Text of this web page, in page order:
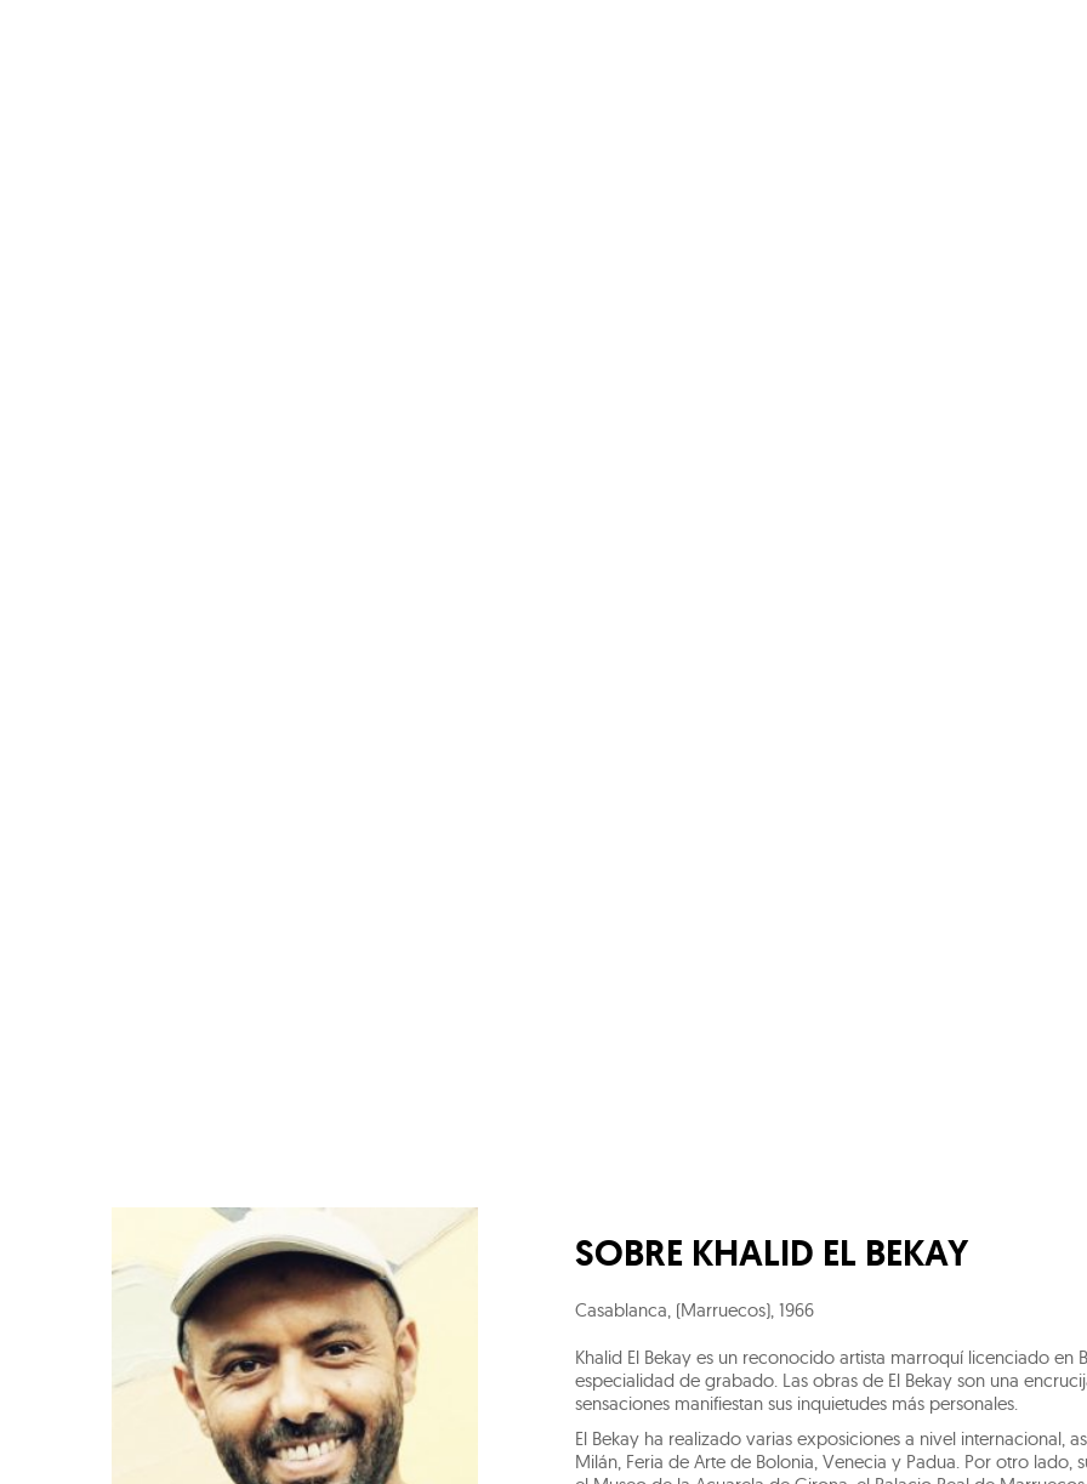
SOBRE KHALID EL BEKAY
Casablanca, (Marruecos), 1966
Khalid El Bekay es un reconocido artista marroquí licenciado en
especialidad de grabado. Las obras de El Bekay son una
sensaciones manifiestan sus inquietudes más personales.
El Bekay ha realizado varias exposiciones a nivel internacional,
Milán, Feria de Arte de Bolonia, Venecia y Padua. Por otro